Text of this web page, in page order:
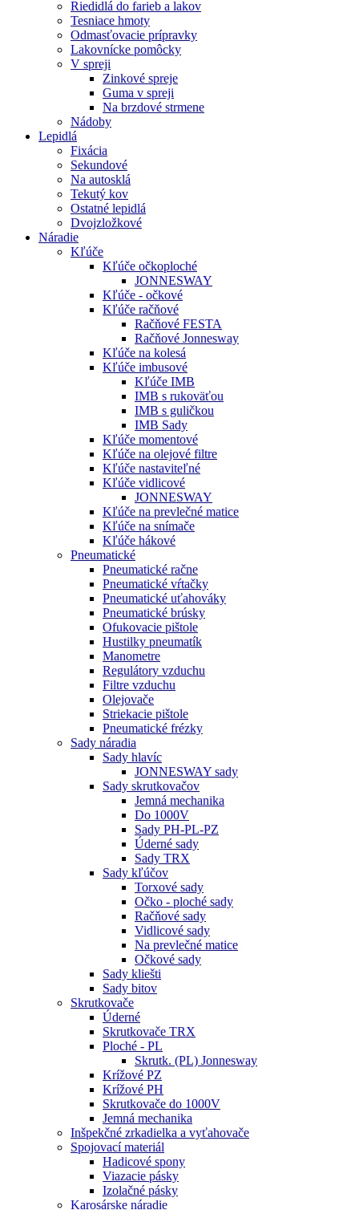
Riedidlá do farieb a lakov
Tesniace hmoty
Odmasťovacie prípravky
Lakovnícke pomôcky
V spreji
Zinkové spreje
Guma v spreji
Na brzdové strmene
Nádoby
Lepidlá
Fixácia
Sekundové
Na autosklá
Tekutý kov
Ostatné lepidlá
Dvojzložkové
Náradie
Kľúče
Kľúče očkoploché
JONNESWAY
Kľúče - očkové
Kľúče račňové
Račňové FESTA
Račňové Jonnesway
Kľúče na kolesá
Kľúče imbusové
Kľúče IMB
IMB s rukoväťou
IMB s guličkou
IMB Sady
Kľúče momentové
Kľúče na olejové filtre
Kľúče nastaviteľné
Kľúče vidlicové
JONNESWAY
Kľúče na prevlečné matice
Kľúče na snímače
Kľúče hákové
Pneumatické
Pneumatické račne
Pneumatické vŕtačky
Pneumatické uťahováky
Pneumatické brúsky
Ofukovacie pištole
Hustilky pneumatík
Manometre
Regulátory vzduchu
Filtre vzduchu
Olejovače
Striekacie pištole
Pneumatické frézky
Sady náradia
Sady hlavíc
JONNESWAY sady
Sady skrutkovačov
Jemná mechanika
Do 1000V
Sady PH-PL-PZ
Úderné sady
Sady TRX
Sady kľúčov
Torxové sady
Očko - ploché sady
Račňové sady
Vidlicové sady
Na prevlečné matice
Očkové sady
Sady kliešti
Sady bitov
Skrutkovače
Úderné
Skrutkovače TRX
Ploché - PL
Skrutk. (PL) Jonnesway
Krížové PZ
Krížové PH
Skrutkovače do 1000V
Jemná mechanika
Inšpekčné zrkadielka a vyťahovače
Spojovací materiál
Hadicové spony
Viazacie pásky
Izolačné pásky
Karosárske náradie